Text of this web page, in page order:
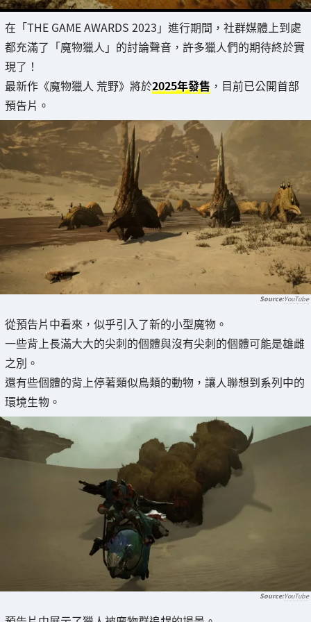
在「THE GAME AWARDS 2023」進行期間，社群媒體上到處
都充滿了「魔物獵人」的討論聲音，許多獵人們的期待終於實
現了！
最新作《魔物獵人 荒野》將於2025年發售 ，目前已公開首部
預告片。
YouTube
從預告片中看來，似乎引入了新的小型魔物。
一些背上長滿大大的尖刺的個體與沒有尖刺的個體可能是雄雌
之別。
還有些個體的背上停著類似鳥類的動物，讓人聯想到系列中的
環境生物。
YouTube